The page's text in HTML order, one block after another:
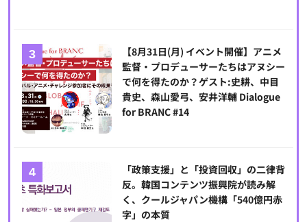
【8月31日(月) イベント開催】アニメ
監督・プロデューサーたちはアヌシー
で何を得たのか？ゲスト:史耕、中目
貴史、森山愛弓、安井洋輔 Dialogue
for BRANC #14
「政策支援」と「投資回収」の二律背
反。韓国コンテンツ振興院が読み解
く、クールジャパン機構「540億円赤
字」の本質